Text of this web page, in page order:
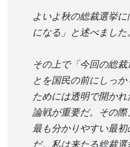
よいよ秋の総裁選挙
になる」と述べました。
その上で「今回の総
とを国民の前にしっ
ためには透明で開か
論戦が重要だ。その
最も分かりやすい最
だ。私は来たる総裁